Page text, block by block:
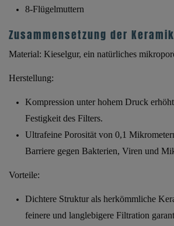
8-Flügelmuttern
Zusammensetzung der Keramik
Material: Kieselgur, ein natürliches
Herstellung:
Kompression unter hohem Druck
Festigkeit des Filters.
Ultrafeine Porosität von 0,1
Barriere gegen Bakterien, Viren und
Vorteile:
Dichtere Struktur als herkömmliche
feinere und langlebigere Filtration